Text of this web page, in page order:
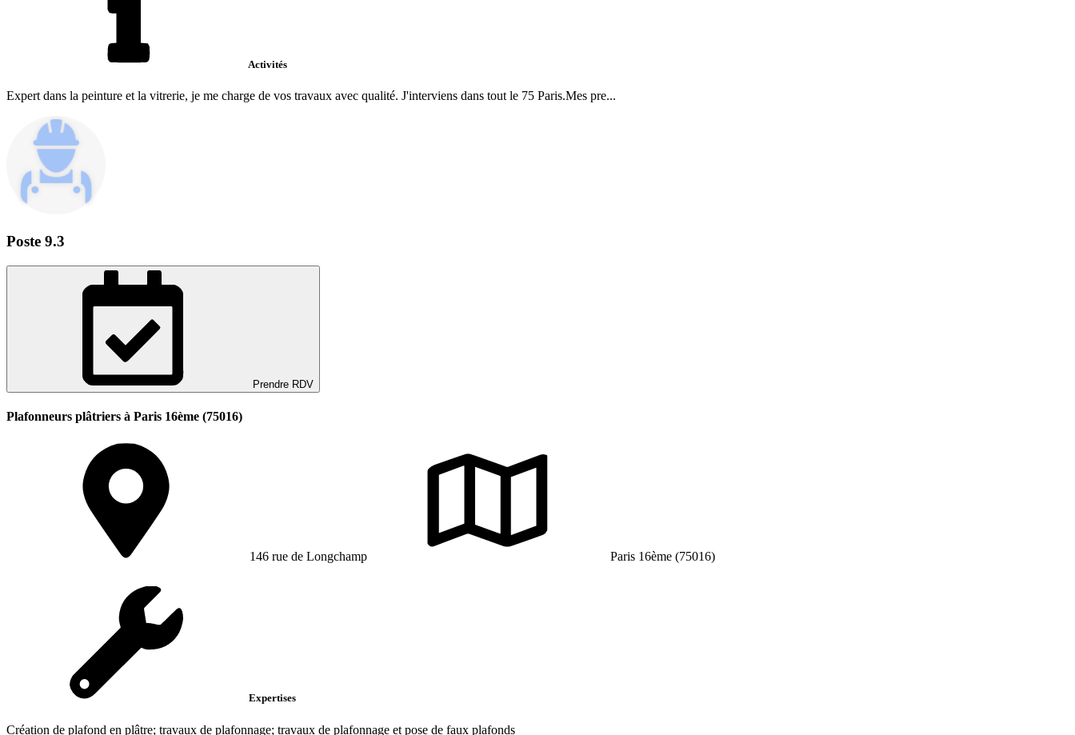
Activités
Expert dans la peinture et la vitrerie, je me charge de vos travaux avec qualité. J'interviens dans tout le 75 Paris.Mes pre...
Poste 9.3
Prendre RDV
Plafonneurs plâtriers à Paris 16ème (75016)
146 rue de Longchamp Paris 16ème (75016)
Expertises
Création de plafond en plâtre; travaux de plafonnage; travaux de plafonnage et pose de faux plafonds